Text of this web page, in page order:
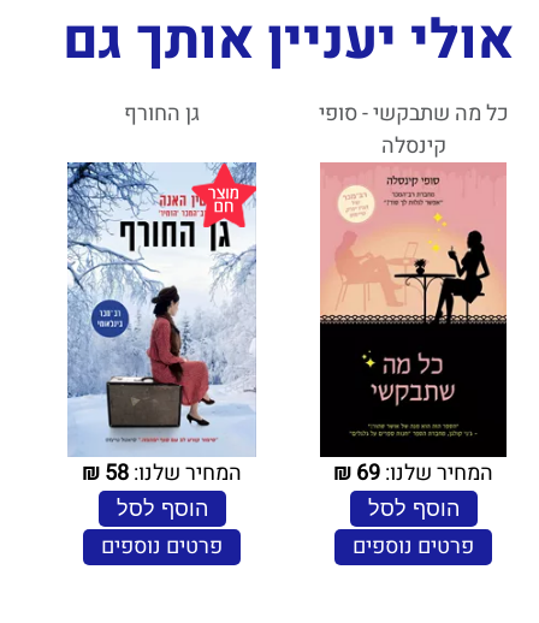
אולי יעניין אותך גם
כל מה שתבקשי - סופי
קינסלה
המחיר שלנו:69
₪
הוסף לסל
פרטים נוספים
גן החורף
המחיר שלנו:58
₪
הוסף לסל
פרטים נוספים